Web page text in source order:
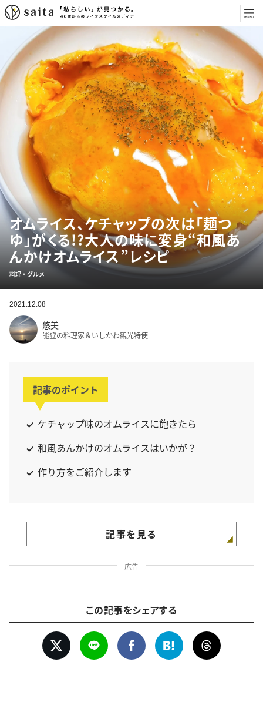
オムライス、ケチャップの次は「麺つ
ゆ」がくる!?大人の味に変身“和風あ
んかけオムライス”レシピ
料理・グルメ
2021.12.08
悠美
能登の料理家＆いしかわ観光特使
記事のポイント
ケチャップ味のオムライスに飽きたら
和風あんかけのオムライスはいかが？
作り方をご紹介します
記事を見る
広告
この記事をシェアする